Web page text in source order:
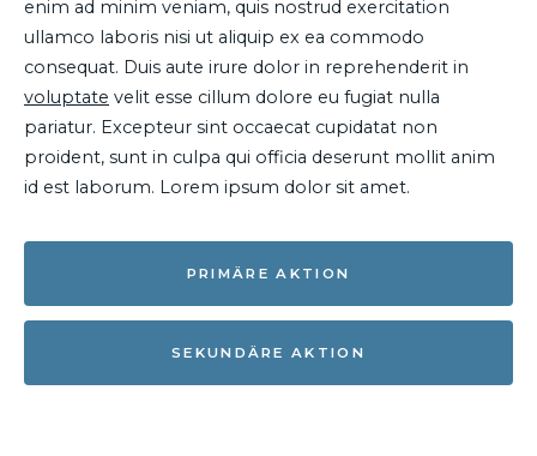
enim ad minim veniam, quis nostrud exercitation
ullamco laboris nisi ut aliquip ex ea commodo
consequat. Duis aute irure dolor in reprehenderit in
voluptate velit esse cillum dolore eu fugiat nulla
pariatur. Excepteur sint occaecat cupidatat non
proident, sunt in culpa qui officia deserunt mollit anim
id est laborum. Lorem ipsum dolor sit amet.
PRIMÄRE AKTION
SEKUNDÄRE AKTION